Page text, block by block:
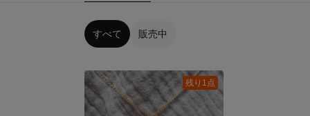
すべて 販売中
残り1点